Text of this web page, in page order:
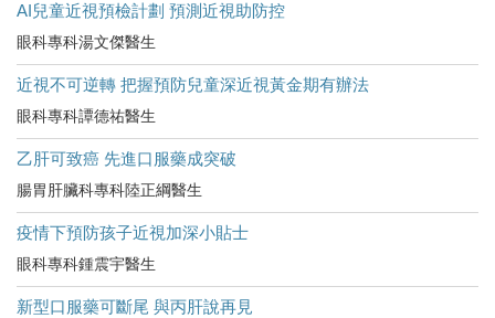
AI兒童近視預檢計劃 預測近視助防控
眼科專科湯文傑醫生
近視不可逆轉 把握預防兒童深近視黃金期有辦法
眼科專科譚德祐醫生
乙肝可致癌 先進口服藥成突破
腸胃肝臟科專科陸正綱醫生
疫情下預防孩子近視加深小貼士
眼科專科鍾震宇醫生
新型口服藥可斷尾 與丙肝說再見